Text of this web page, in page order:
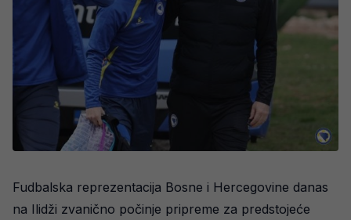
Fudbalska reprezentacija Bosne i Hercegovine danas
na Ilidži zvanično počinje pripreme za predstojeće